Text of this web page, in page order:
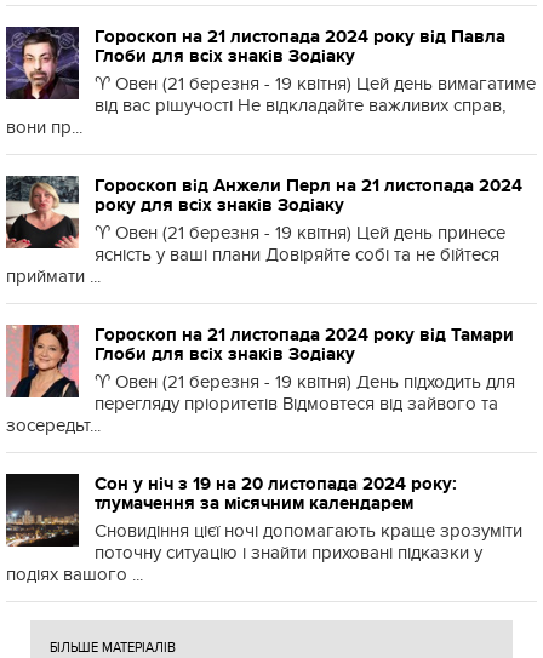
Гороскоп на 21 листопада 2024 року від Павла
Глоби для всіх знаків Зодіаку
♈️ Овен (21 березня - 19 квітня) Цей день вимагатиме
від вас рішучості Не відкладайте важливих справ,
вони пр...
Гороскоп від Анжели Перл на 21 листопада 2024
року для всіх знаків Зодіаку
♈️ Овен (21 березня - 19 квітня) Цей день принесе
ясність у ваші плани Довіряйте собі та не бійтеся
приймати ...
Гороскоп на 21 листопада 2024 року від Тамари
Глоби для всіх знаків Зодіаку
♈️ Овен (21 березня - 19 квітня) День підходить для
перегляду пріоритетів Відмовтеся від зайвого та
зосередьт...
Сон у ніч з 19 на 20 листопада 2024 року:
тлумачення за місячним календарем
Сновидіння цієї ночі допомагають краще зрозуміти
поточну ситуацію і знайти приховані підказки у
подіях вашого ...
БІЛЬШЕ МАТЕРІАЛІВ